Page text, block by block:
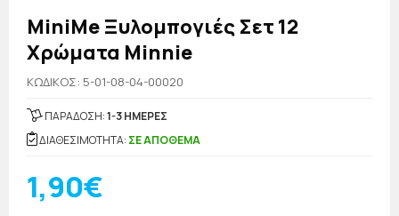
MiniMe Ξυλομπογιές Σετ 12
Χρώματα Minnie
KΩΔΙΚΟΣ: 5-01-08-04-00020
ΠΑΡΑΔΟΣΗ:1-3 ΗΜΕΡΕΣ
ΔΙΑΘΕΣΙΜΟΤΗΤΑ: ΣΕ ΑΠΟΘΕΜΑ
1,90€